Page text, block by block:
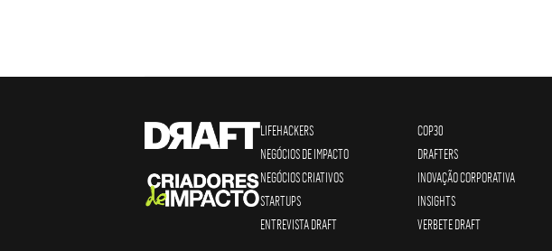
LIFEHACKERS
NEGÓCIOS DE IMPACTO
NEGÓCIOS CRIATIVOS
STARTUPS
ENTREVISTA DRAFT
COP30
DRAFTERS
INOVAÇÃO CORPORATIVA
INSIGHTS
VERBETE DRAFT